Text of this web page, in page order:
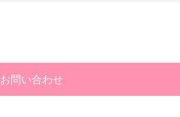
お問い合わせ